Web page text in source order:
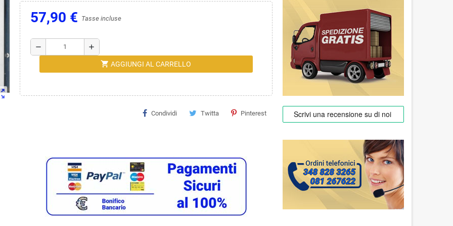
57,90 € Tasse incluse
remove add
shopping_cart AGGIUNGI AL CARRELLO
Condividi Twitta Pinterest